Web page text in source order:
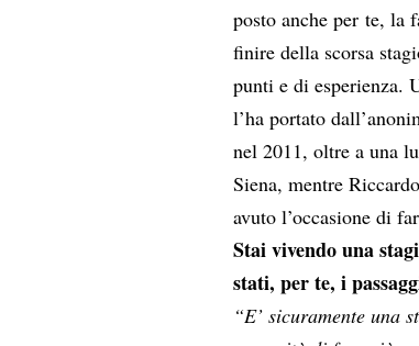
posto anche per te, la
finire della scorsa
punti e di esperienza.
l’ha portato
nel 2011, oltre a una
Siena, mentre
avuto l’occasione di
Stai vivendo una
stati, per te, i
“E’ sicuramente una